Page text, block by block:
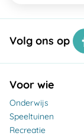
Volg ons op
Voor wie
Onderwijs
Speeltuinen
Recreatie